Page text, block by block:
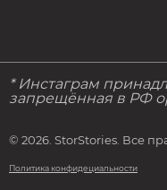
* Инстаграм
запрещённая в РФ
© 2026. StorStories. Все
Политика конфидециальности